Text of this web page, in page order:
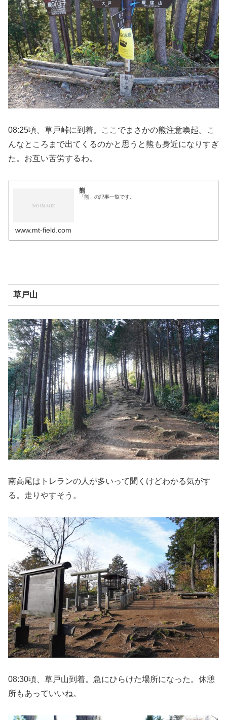
08:25頃、草戸峠に到着。ここでまさかの熊注意喚起。こ
んなところまで出てくるのかと思うと熊も身近になりすぎ
た。お互い苦労するわ。
熊
「熊」の記事一覧です。
www.mt-field.com
草戸山
南高尾はトレランの人が多いって聞くけどわかる気がす
る。走りやすそう。
08:30頃、草戸山到着。急にひらけた場所になった。休憩
所もあっていいね。